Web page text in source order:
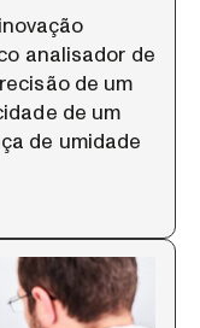
analisador de
de um
de um
de umidade